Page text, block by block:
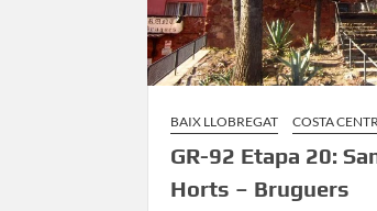
BAIX LLOBREGAT COSTA
GR-92 Etapa 20:
Horts – Bruguers